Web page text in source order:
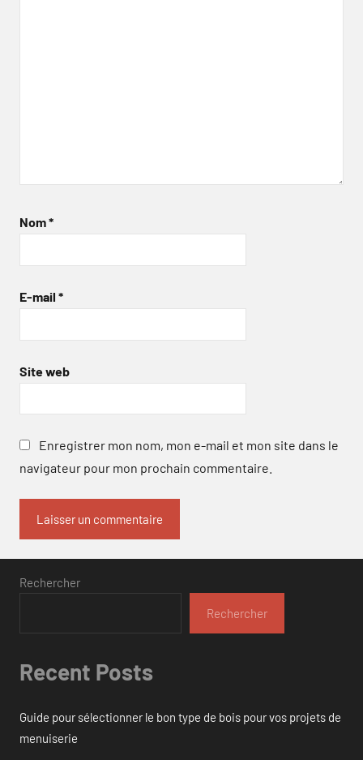
Nom*
E-mail *
Site web
Enregistrer mon nom, mon e-mail et mon site dans le
navigateur pour mon prochain commentaire.
Rechercher
Rechercher
Recent Posts
Guide pour sélectionner le bon type de bois pour vos projets de
menuiserie